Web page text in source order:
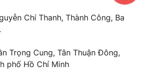
Chí Thanh, Thành Công, Ba
Trọng Cung, Tân Thuận Đông,
phố Hồ Chí Minh